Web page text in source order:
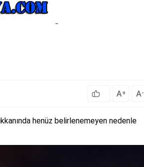
A+ A-
henüz belirlenemeyen nedenle